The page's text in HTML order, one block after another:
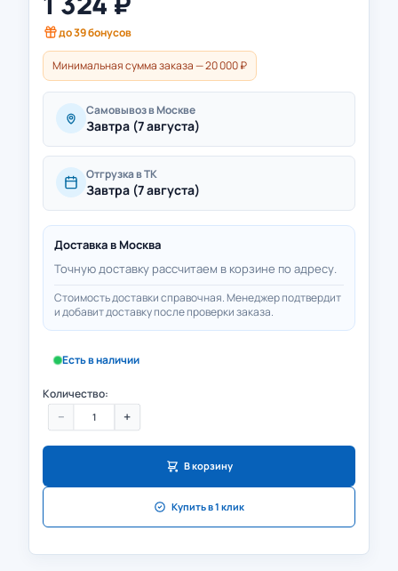
до39бонусов
Минимальная сумма заказа — 20 000 ₽
Самовывоз в Москве
Завтра (7 августа)
Отгрузка в ТК
Завтра (7 августа)
Доставка в Москва
Точную доставку рассчитаем в корзине по адресу.
Стоимость доставки справочная. Менеджер подтвердит
и добавит доставку после проверки заказа.
Есть в наличии
Количество:
− +
В корзину
Купить в 1 клик